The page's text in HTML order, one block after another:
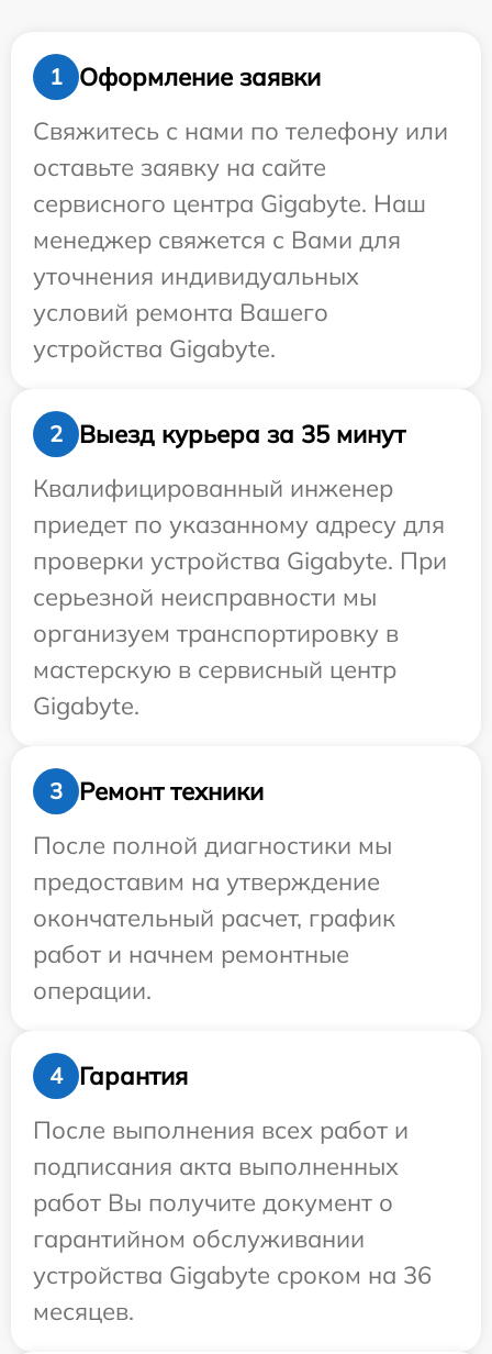
1
Оформление заявки
Свяжитесь с нами по телефону или
оставьте заявку на сайте
сервисного центра Gigabyte. Наш
менеджер свяжется с Вами для
уточнения индивидуальных
условий ремонта Вашего
устройства Gigabyte.
2
Выезд курьера за 35 минут
Квалифицированный инженер
приедет по указанному адресу для
проверки устройства Gigabyte. При
серьезной неисправности мы
организуем транспортировку в
мастерскую в сервисный центр
Gigabyte.
3
Ремонт техники
После полной диагностики мы
предоставим на утверждение
окончательный расчет, график
работ и начнем ремонтные
операции.
4
Гарантия
После выполнения всех работ и
подписания акта выполненных
работ Вы получите документ о
гарантийном обслуживании
устройства Gigabyte сроком на 36
месяцев.